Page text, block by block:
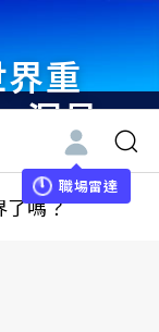
重
洞見
與
領袖
職場雷達
了嗎？